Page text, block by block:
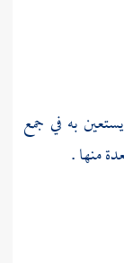
به في جمع
منها .